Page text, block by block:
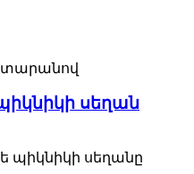
սեղան
պիկնիկի սեղանը